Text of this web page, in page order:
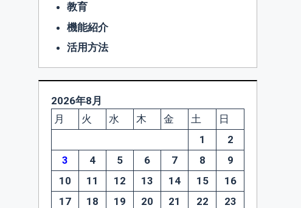
教育
機能紹介
活用方法
2026年8月
月
火 水 木 金 土
日
1
2
3
4 5 6 7 8
9
10
11 12 13 14 15
16
17
18 19 20 21 22
23